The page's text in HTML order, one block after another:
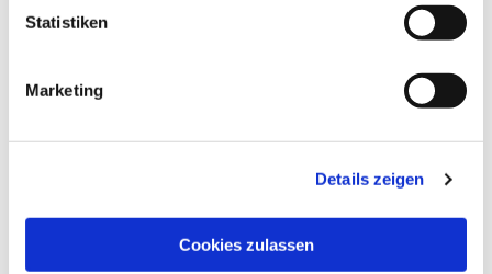
Statistiken
Marketing
Details zeigen
Cookies zulassen